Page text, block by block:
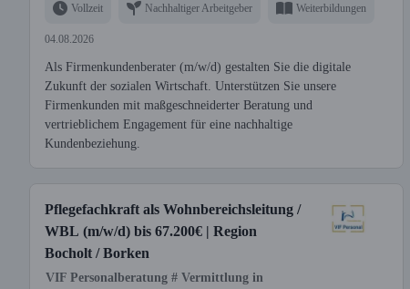
Vollzeit Nachhaltiger Arbeitgeber Weiterbildungen
04.08.2026
Als Firmenkundenberater (m/w/d) gestalten Sie die digitale
Zukunft der sozialen Wirtschaft. Unterstützen Sie unsere
Firmenkunden mit maßgeschneiderter Beratung und
vertrieblichem Engagement für eine nachhaltige
Kundenbeziehung.
Pflegefachkraft als Wohnbereichsleitung /
WBL (m/w/d) bis 67.200€ | Region
Bocholt / Borken
VIF Personalberatung # Vermittlung in